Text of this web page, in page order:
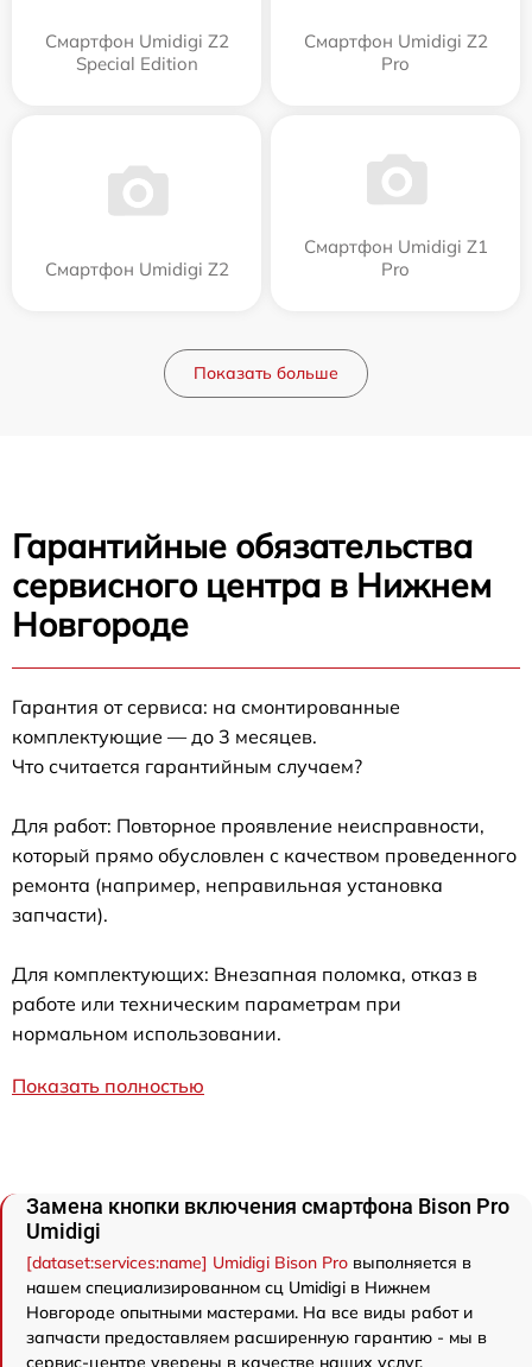
Смартфон Umidigi Z2
Special Edition
Смартфон Umidigi Z2
Pro
Смартфон Umidigi Z2
Смартфон Umidigi Z1
Pro
Показать больше
Гарантийные обязательства
сервисного центра в Нижнем
Новгороде
Гарантия от сервиса: на смонтированные
комплектующие — до 3 месяцев.
Что считается гарантийным случаем?
Для работ: Повторное проявление неисправности,
который прямо обусловлен с качеством проведенного
ремонта (например, неправильная установка
запчасти).
Для комплектующих: Внезапная поломка, отказ в
работе или техническим параметрам при
нормальном использовании.
Показать полностью
Замена кнопки включения смартфона Bison Pro
Umidigi
[dataset:services:name] Umidigi Bison Pro выполняется в
нашем специализированном сц Umidigi в Нижнем
Новгороде опытными мастерами. На все виды работ и
запчасти предоставляем расширенную гарантию - мы в
сервис-центре уверены в качестве наших услуг.